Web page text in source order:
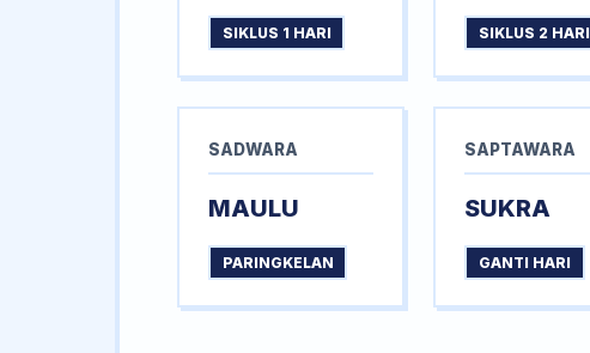
SIKLUS 1 HARI SIKLUS 2 HARI
SADWARA
MAULU
PARINGKELAN
SAPTAWARA
SUKRA
GANTI HARI